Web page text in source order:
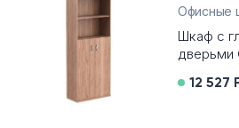
Офисные
Шкаф с
дверьми
12 527